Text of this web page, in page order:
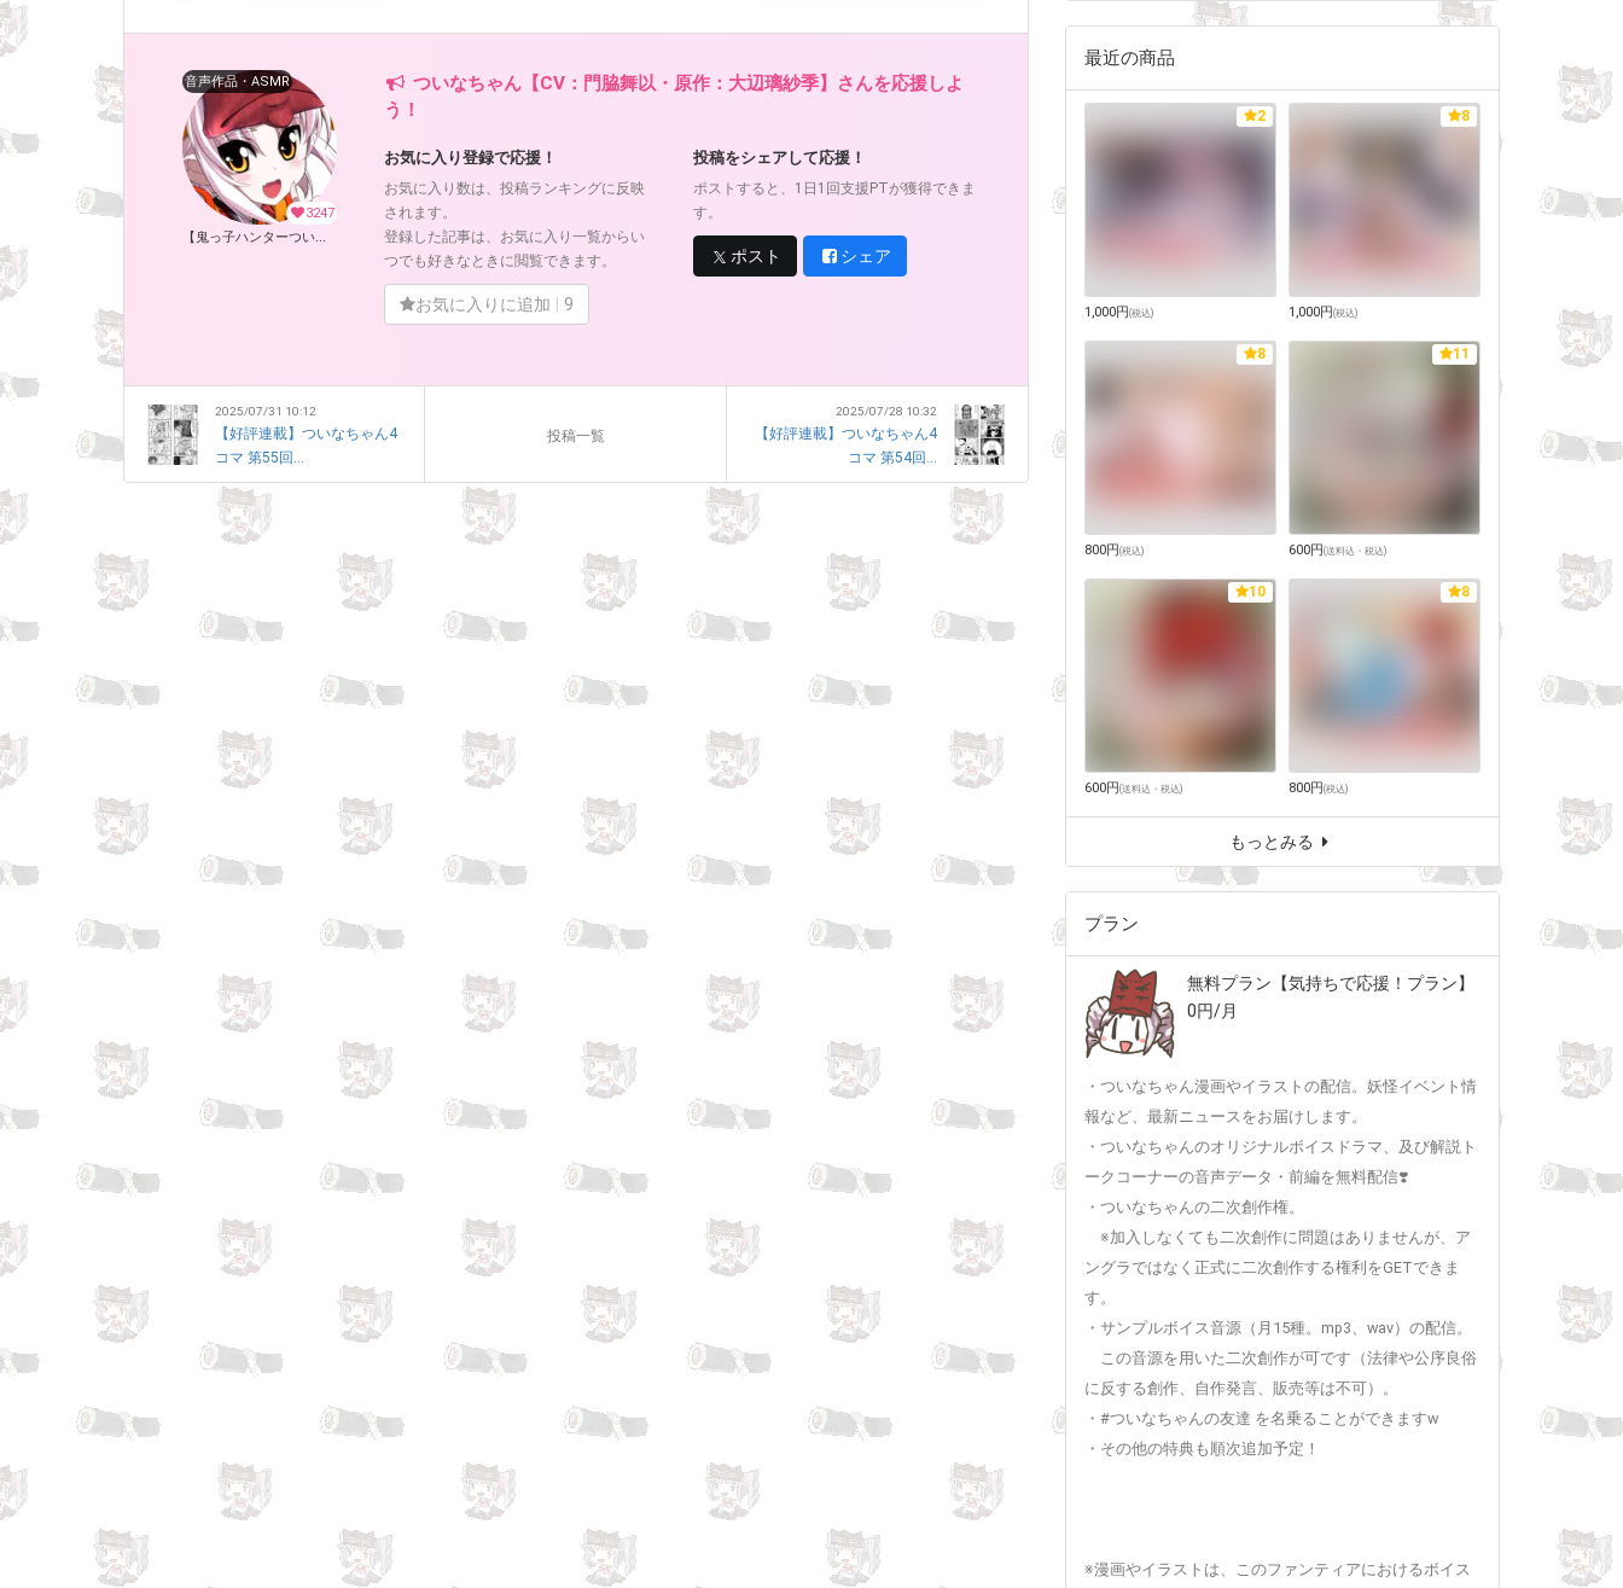
3247
音声作品・ASMR
【鬼っ子ハンターついなちゃん】（CV：門脇舞以）プロジェクト！ (ついなちゃん【CV：門脇舞以・原作：大辺璃紗季】)
ついなちゃん【CV：門脇舞以・原作：大辺璃紗季】さんを応援しよ
う！
お気に入り登録で応援！
お気に入り数は、投稿ランキングに反映
されます。
登録した記事は、お気に入り一覧からい
つでも好きなときに閲覧できます。
お気に入りに追加 9
投稿をシェアして応援！
ポストすると、1日1回支援PTが獲得できま
す。
ポスト シェア
2025/07/31 10:12
【好評連載】ついなちゃん4
コマ 第55回...
投稿一覧
2025/07/28 10:32
【好評連載】ついなちゃん4
コマ 第54回...
最近の商品
2
1,000円(税込)
8
1,000円(税込)
8
800円(税込)
11
600円(送料込・税込)
10
600円(送料込・税込)
8
800円(税込)
もっとみる
プラン
無料プラン【気持ちで応援！プラン】
0円/月
・ついなちゃん漫画やイラストの配信。妖怪イベント情
報など、最新ニュースをお届けします。
・ついなちゃんのオリジナルボイスドラマ、及び解説ト
ークコーナーの音声データ・前編を無料配信❣️
・ついなちゃんの二次創作権。
※加入しなくても二次創作に問題はありませんが、ア
ングラではなく正式に二次創作する権利をGETできま
す。
・サンプルボイス音源（月15種。mp3、wav）の配信。
この音源を用いた二次創作が可です（法律や公序良俗
に反する創作、自作発言、販売等は不可）。
・#ついなちゃんの友達 を名乗ることができますw
・その他の特典も順次追加予定！
※漫画やイラストは、このファンティアにおけるボイス